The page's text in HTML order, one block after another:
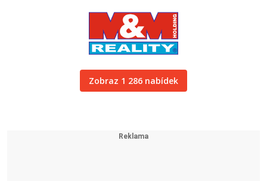
Zobraz 1 286 nabídek